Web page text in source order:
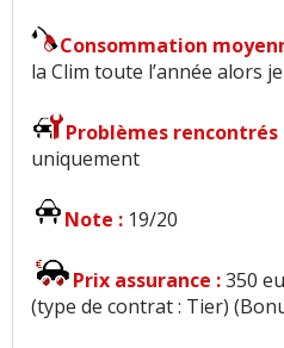
Consommation
la Clim toute l’année alors
Problèmes rencontrés
uniquement
Note : 19/20
Prix assurance :350
(type de contrat : Tier)